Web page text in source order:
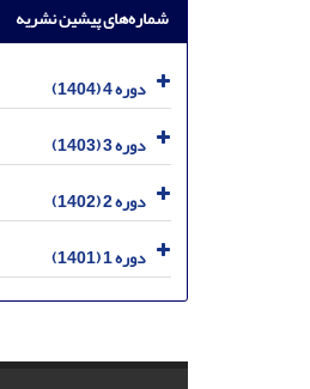
شماره‌های پیشین نشریه
دوره 4 (1404)
دوره 3 (1403)
دوره 2 (1402)
دوره 1 (1401)